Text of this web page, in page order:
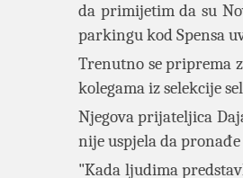
da primijetim da su
parkingu kod Spensa
Trenutno se priprema
kolegama iz selekcije
Njegova prijateljica
nije uspjela da
"Kada ljudima